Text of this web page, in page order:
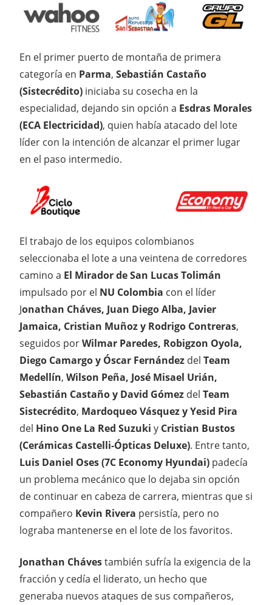
En el primer puerto de montaña de primera
categoría en Parma, Sebastián Castaño
(Sistecrédito) iniciaba su cosecha en la
especialidad, dejando sin opción a Esdras Morales
(ECA Electricidad), quien había atacado del lote
líder con la intención de alcanzar el primer lugar
en el paso intermedio.
El trabajo de los equipos colombianos
seleccionaba el lote a una veintena de corredores
camino a El Mirador de San Lucas Tolimán
impulsado por el NU Colombia con el líder
Jonathan Cháves, Juan Diego Alba, Javier
Jamaica, Cristian Muñoz y Rodrigo Contreras,
seguidos porWilmar Paredes, Robigzon Oyola,
Diego Camargo y Óscar Fernández del Team
Medellín, Wilson Peña, José Misael Urián,
Sebastián Castaño y David Gómez del Team
Sistecrédito, Mardoqueo Vásquez y Yesid Pira
del Hino One La Red Suzuki y Cristian Bustos
(Cerámicas Castelli-Ópticas Deluxe). Entre tanto,
Luis Daniel Oses (7C Economy Hyundai) padecía
un problema mecánico que lo dejaba sin opción
de continuar en cabeza de carrera, mientras que si
compañero Kevin Rivera persistía, pero no
lograba mantenerse en el lote de los favoritos.
Jonathan Chávestambién sufría la exigencia de la
fracción y cedía el liderato, un hecho que
generaba nuevos ataques de sus compañeros,